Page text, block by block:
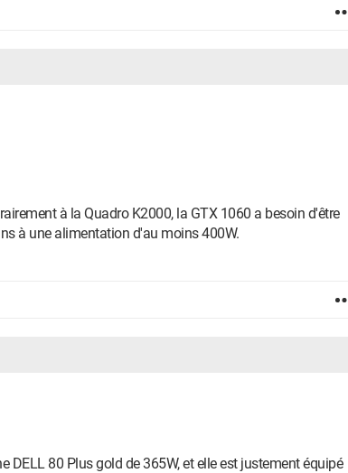
à la Quadro K2000, la GTX 1060 a besoin d'être
à une alimentation d'au moins 400W.
DELL 80 Plus gold de 365W, et elle est justement équipé